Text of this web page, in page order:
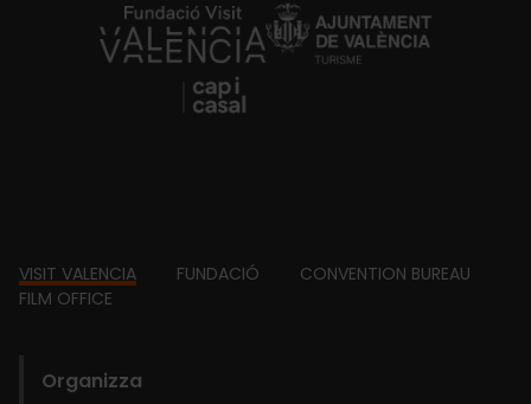
https://fundacion.visitvalencia.com/
Footer
VISIT VALENCIA FUNDACIÓ
CONVENTION BUREAU
FILM OFFICE
Organizza